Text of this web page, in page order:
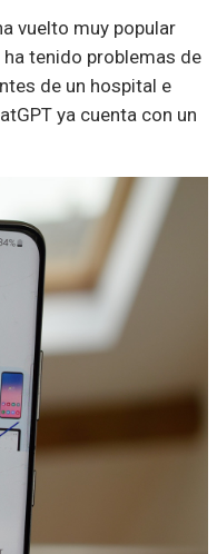
vuelto muy popular
tenido problemas de
de un hospital e
ya cuenta con un